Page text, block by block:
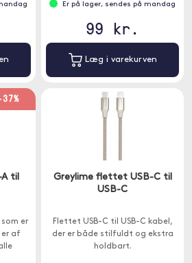
Er på lager, sendes på mandag
99 kr.
Læg i varekurven
A til
som er
er af
Greylime flettet USB-C til
USB-C
Flettet USB-C til USB-C kabel,
der er både stilfuldt og ekstra
holdbart.